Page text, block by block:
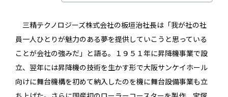
三精テクノロジーズ株式会社の板垣治社長は「我が社の社
員一人ひとりが魅力のある夢を提供していこうと思っている
ことが会社の強みだ」と語る。１９５１年に昇降機事業で設
立、翌年には昇降機の技術を生かす形で大阪サンケイホール
向けに舞台機構を初めて納入したのを機に舞台設備事業も立